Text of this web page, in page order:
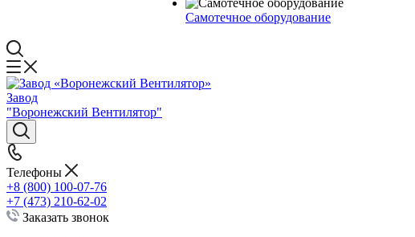
Самотечное оборудование
Завод
"Воронежский Вентилятор"
Телефоны
+8 (800) 100-07-76
+7 (473) 210-62-02
Заказать звонок